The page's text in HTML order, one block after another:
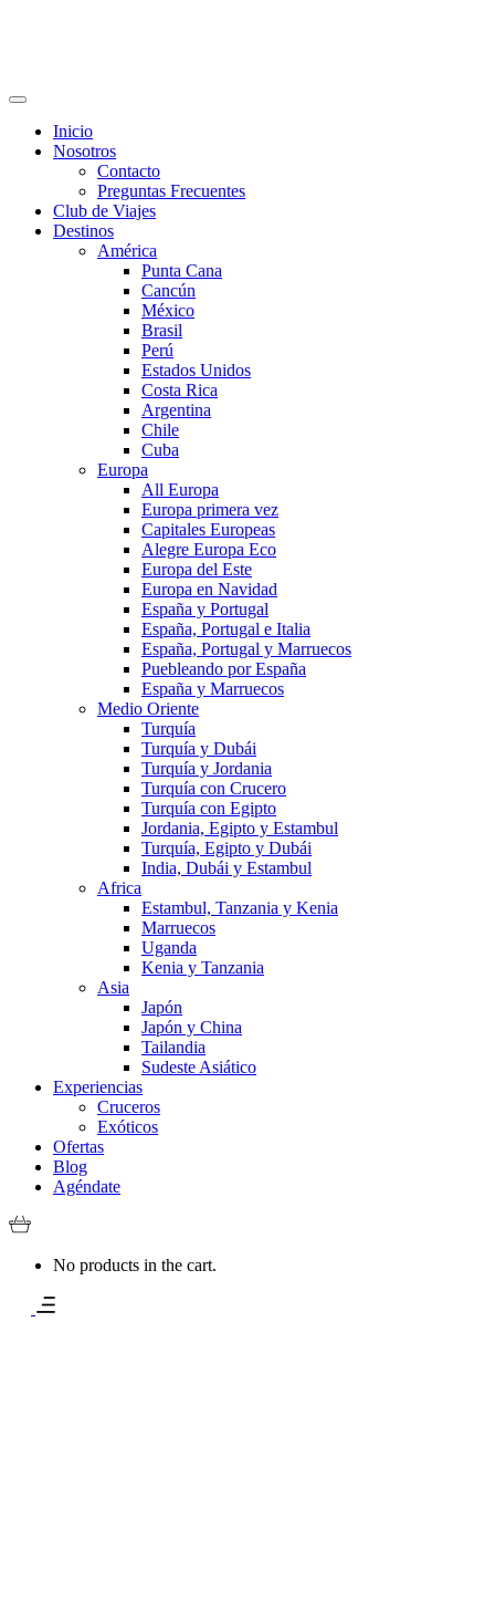
Inicio
Nosotros
Contacto
Preguntas Frecuentes
Club de Viajes
Destinos
América
Punta Cana
Cancún
México
Brasil
Perú
Estados Unidos
Costa Rica
Argentina
Chile
Cuba
Europa
All Europa
Europa primera vez
Capitales Europeas
Alegre Europa Eco
Europa del Este
Europa en Navidad
España y Portugal
España, Portugal e Italia
España, Portugal y Marruecos
Puebleando por España
España y Marruecos
Medio Oriente
Turquía
Turquía y Dubái
Turquía y Jordania
Turquía con Crucero
Turquía con Egipto
Jordania, Egipto y Estambul
Turquía, Egipto y Dubái
India, Dubái y Estambul
Africa
Estambul, Tanzania y Kenia
Marruecos
Uganda
Kenia y Tanzania
Asia
Japón
Japón y China
Tailandia
Sudeste Asiático
Experiencias
Cruceros
Exóticos
Ofertas
Blog
Agéndate
No products in the cart.